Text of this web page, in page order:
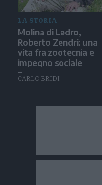
LA STORIA
Molina di Ledro,
Roberto Zendri: una
vita fra zootecnia e
impegno sociale
CARLO BRIDI